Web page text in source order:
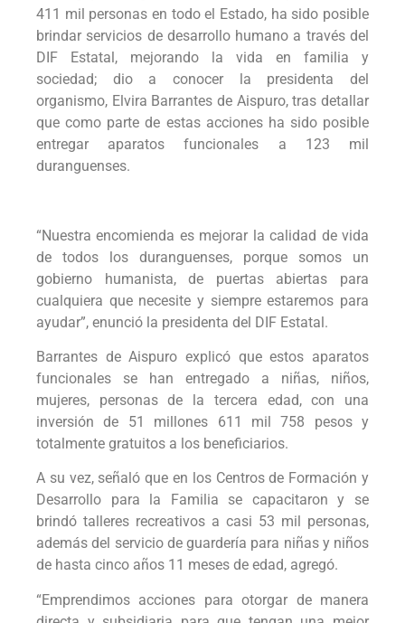
411 mil personas en todo el Estado, ha sido posible
brindar servicios de desarrollo humano a través del
DIF Estatal, mejorando la vida en familia y
sociedad; dio a conocer la presidenta del
organismo, Elvira Barrantes de Aispuro, tras detallar
que como parte de estas acciones ha sido posible
entregar aparatos funcionales a 123 mil
duranguenses.
“Nuestra encomienda es mejorar la calidad de vida
de todos los duranguenses, porque somos un
gobierno humanista, de puertas abiertas para
cualquiera que necesite y siempre estaremos para
ayudar”, enunció la presidenta del DIF Estatal.
Barrantes de Aispuro explicó que estos aparatos
funcionales se han entregado a niñas, niños,
mujeres, personas de la tercera edad, con una
inversión de 51 millones 611 mil 758 pesos y
totalmente gratuitos a los beneficiarios.
A su vez, señaló que en los Centros de Formación y
Desarrollo para la Familia se capacitaron y se
brindó talleres recreativos a casi 53 mil personas,
además del servicio de guardería para niñas y niños
de hasta cinco años 11 meses de edad, agregó.
“Emprendimos acciones para otorgar de manera